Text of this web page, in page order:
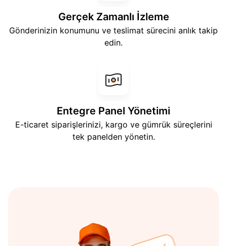
Gerçek Zamanlı İzleme
Gönderinizin konumunu ve teslimat sürecini anlık takip
edin.
Entegre Panel Yönetimi
E-ticaret siparişlerinizi, kargo ve gümrük süreçlerini
tek panelden yönetin.